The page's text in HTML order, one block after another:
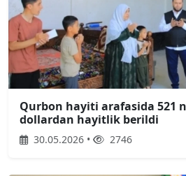
Qurbon hayiti arafasida 521
dollardan hayitlik berildi
30.05.2026 • 2746